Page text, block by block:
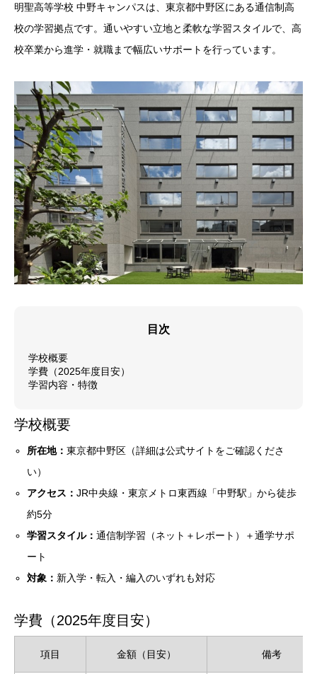
明聖高等学校 中野キャンパスは、東京都中野区にある通信制高
校の学習拠点です。通いやすい立地と柔軟な学習スタイルで、高
校卒業から進学・就職まで幅広いサポートを行っています。
目次
学校概要
学費（2025年度目安）
学習内容・特徴
学校概要
所在地：東京都中野区（詳細は公式サイトをご確認くださ
い）
アクセス：JR中央線・東京メトロ東西線「中野駅」から徒歩
約5分
学習スタイル：通信制学習（ネット＋レポート）＋通学サポ
ート
対象： 新入学・転入・編入のいずれも対応
学費（2025年度目安）
項目 金額（目安） 備考